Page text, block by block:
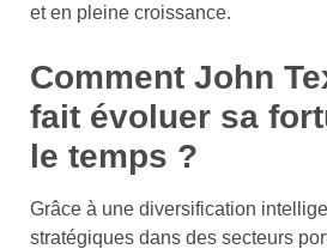
et en pleine croissance.
Comment John
fait évoluer sa
le temps ?
Grâce à une diversification
stratégiques dans des secteurs